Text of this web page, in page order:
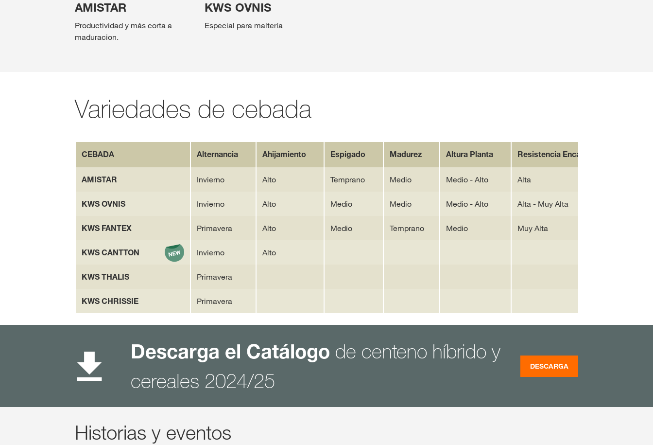
AMISTAR
Productividad y más corta a
maduracion.
KWS OVNIS
Especial para maltería
Variedades de cebada
CEBADA Alternancia Ahijamiento Espigado Madurez Altura Planta Resistencia Encamado
AMISTAR Invierno Alto Temprano Medio Medio - Alto Alta
KWS OVNIS Invierno Alto Medio Medio Medio - Alto Alta - Muy Alta
KWS FANTEX Primavera Alto Medio Temprano Medio Muy Alta
KWS CANTTON Invierno Alto
KWS THALIS Primavera
KWS CHRISSIE Primavera
Descarga el Catálogo de centeno híbrido y
cereales 2024/25
DESCARGA
Historias y eventos